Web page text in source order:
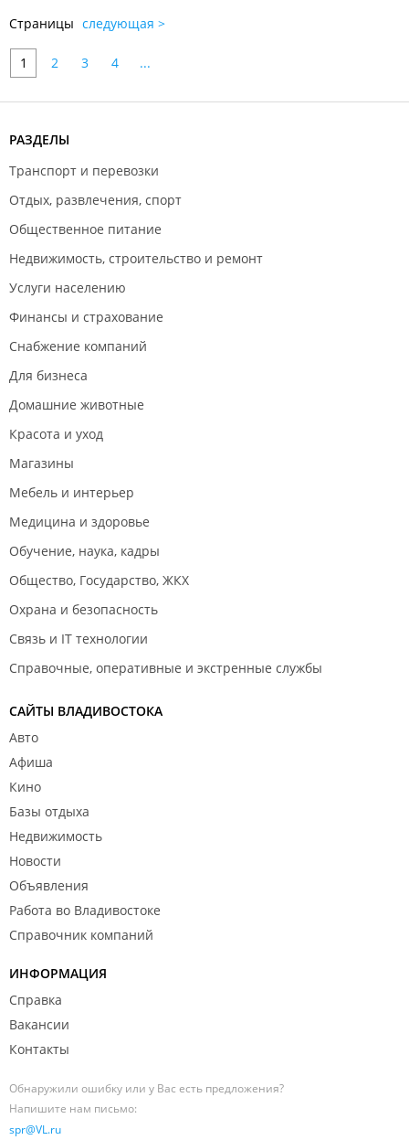
Страницы следующая >
1 2 3 4 ...
РАЗДЕЛЫ
Транспорт и перевозки
Отдых, развлечения, спорт
Общественное питание
Недвижимость, строительство и ремонт
Услуги населению
Финансы и страхование
Снабжение компаний
Для бизнеса
Домашние животные
Красота и уход
Магазины
Мебель и интерьер
Медицина и здоровье
Обучение, наука, кадры
Общество, Государство, ЖКХ
Охрана и безопасность
Связь и IT технологии
Справочные, оперативные и экстренные службы
САЙТЫ ВЛАДИВОСТОКА
Авто
Афиша
Кино
Базы отдыха
Недвижимость
Новости
Объявления
Работа во Владивостоке
Справочник компаний
ИНФОРМАЦИЯ
Справка
Вакансии
Контакты
Обнаружили ошибку или у Вас есть предложения?
Напишите нам письмо:
spr@VL.ru